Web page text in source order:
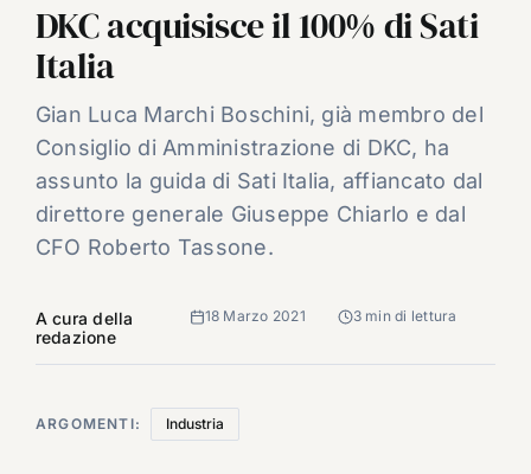
CARRIERE
VIDEO
EVENTI
CHI SIAMO
DKC acquisisce il 100% di Sati
Italia
Gian Luca Marchi Boschini, già membro del
Consiglio di Amministrazione di DKC, ha
assunto la guida di Sati Italia, affiancato dal
direttore generale Giuseppe Chiarlo e dal
CFO Roberto Tassone.
A cura della
redazione
18 Marzo 2021 3 min di lettura
ARGOMENTI: Industria